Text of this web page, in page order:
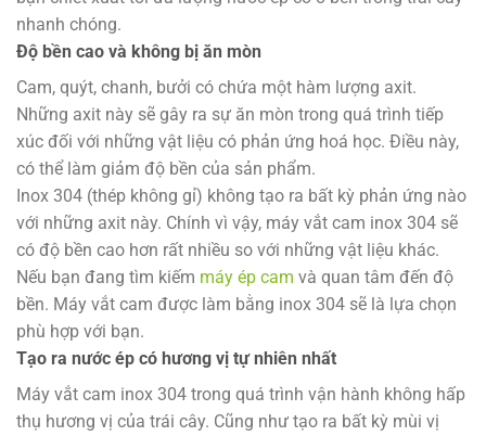
nhanh chóng.
Độ bền cao và không bị ăn mòn
Cam, quýt, chanh, bưởi có chứa một hàm lượng axit.
Những axit này sẽ gây ra sự ăn mòn trong quá trình tiếp
xúc đối với những vật liệu có phản ứng hoá học. Điều này,
có thể làm giảm độ bền của sản phẩm.
Inox 304 (thép không gỉ) không tạo ra bất kỳ phản ứng nào
với những axit này. Chính vì vậy, máy vắt cam inox 304 sẽ
có độ bền cao hơn rất nhiều so với những vật liệu khác.
Nếu bạn đang tìm kiếm máy ép cam và quan tâm đến độ
bền. Máy vắt cam được làm bằng inox 304 sẽ là lựa chọn
phù hợp với bạn.
Tạo ra nước ép có hương vị tự nhiên nhất
Máy vắt cam inox 304 trong quá trình vận hành không hấp
thụ hương vị của trái cây. Cũng như tạo ra bất kỳ mùi vị